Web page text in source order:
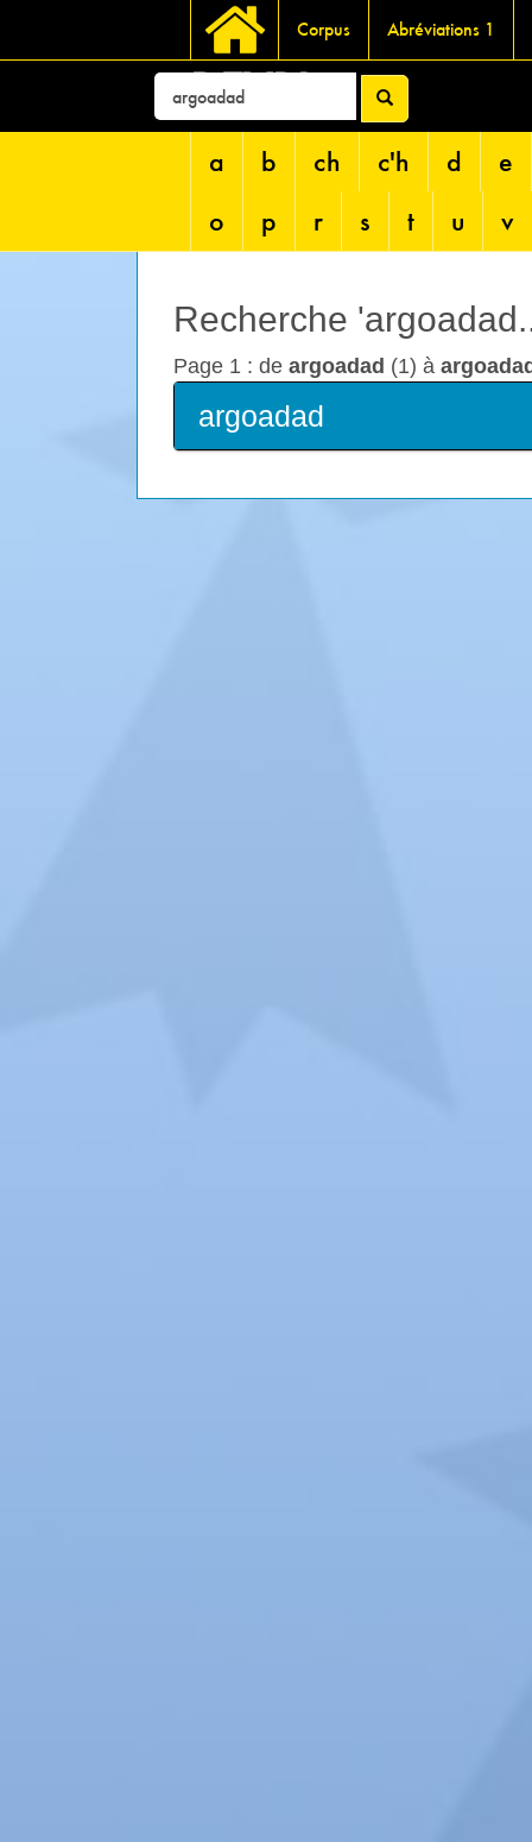
Corpus Abréviations 1
DEVRI
a b ch c'h d
e
o
p r s t u v
Recherche
Page 1 : de argoadad (1) à
argoadad